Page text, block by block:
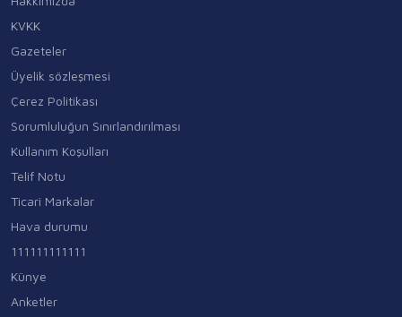
KVKK
Gazeteler
Üyelik sözleşmesi
Çerez Politikası
Sorumluluğun Sınırlandırılması
Kullanım Koşulları
Telif Notu
Ticari Markalar
Hava durumu
111111111111
Künye
Anketler